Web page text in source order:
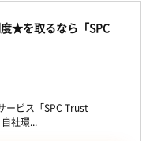
度★を取るなら「SPC
ービス「SPC Trust
社環...